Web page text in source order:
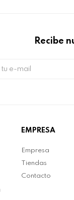
EMPRESA
Empresa
Tiendas
Contacto
Recibe